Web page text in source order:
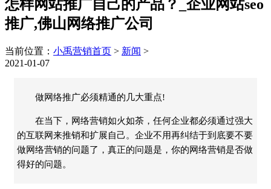
怎样网站推广自己的产品？_企业网站seo
推广,佛山网络推广公司
当前位置： 小禹营销首页 > 新闻 >
2021-01-07
做网络推广必须精通的几大重点!
在当下，网络营销如火如荼，任何企业都必须通过强大
的互联网来推销和扩展自己。企业不用再纠结于到底要不要
做网络营销的问题了，真正的问题是，你的网络营销是否做
得好的问题。